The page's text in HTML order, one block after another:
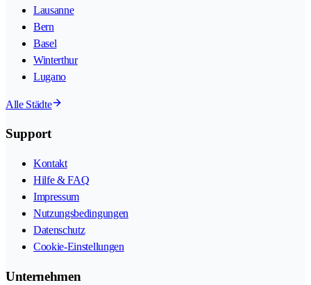
Lausanne
Bern
Basel
Winterthur
Lugano
Alle Städte
Support
Kontakt
Hilfe & FAQ
Impressum
Nutzungsbedingungen
Datenschutz
Cookie-Einstellungen
Unternehmen